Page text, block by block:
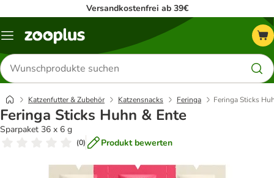
Versandkostenfrei ab 39€
Menü
Produkte
suchen
Katzenfutter & Zubehör Katzensnacks Feringa Feringa Sticks
Feringa Sticks Huhn & Ente
Sparpaket 36 x 6 g
(0) Produkt bewerten